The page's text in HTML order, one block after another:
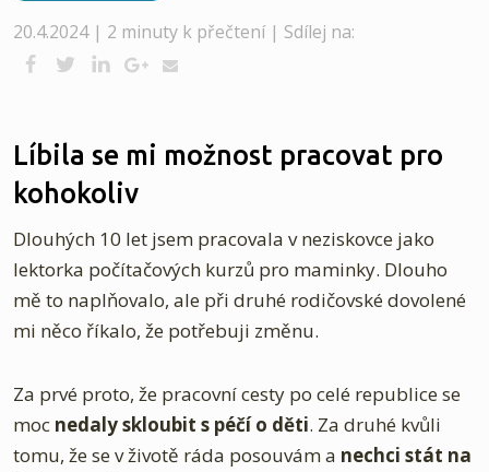
20.4.2024 | 2 minuty k přečtení | Sdílej na:
Líbila se mi možnost pracovat pro
kohokoliv
Dlouhých 10 let jsem pracovala v neziskovce jako
lektorka počítačových kurzů pro maminky. Dlouho
mě to naplňovalo, ale při druhé rodičovské dovolené
mi něco říkalo, že potřebuji změnu.
Za prvé proto, že pracovní cesty po celé republice se
moc nedaly skloubit s péčí o děti. Za druhé kvůli
tomu, že se v životě ráda posouvám a nechci stát na